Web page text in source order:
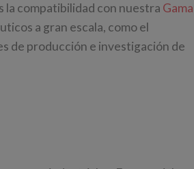
la compatibilidad con nuestra
a gran escala, como el
de producción e investigación de